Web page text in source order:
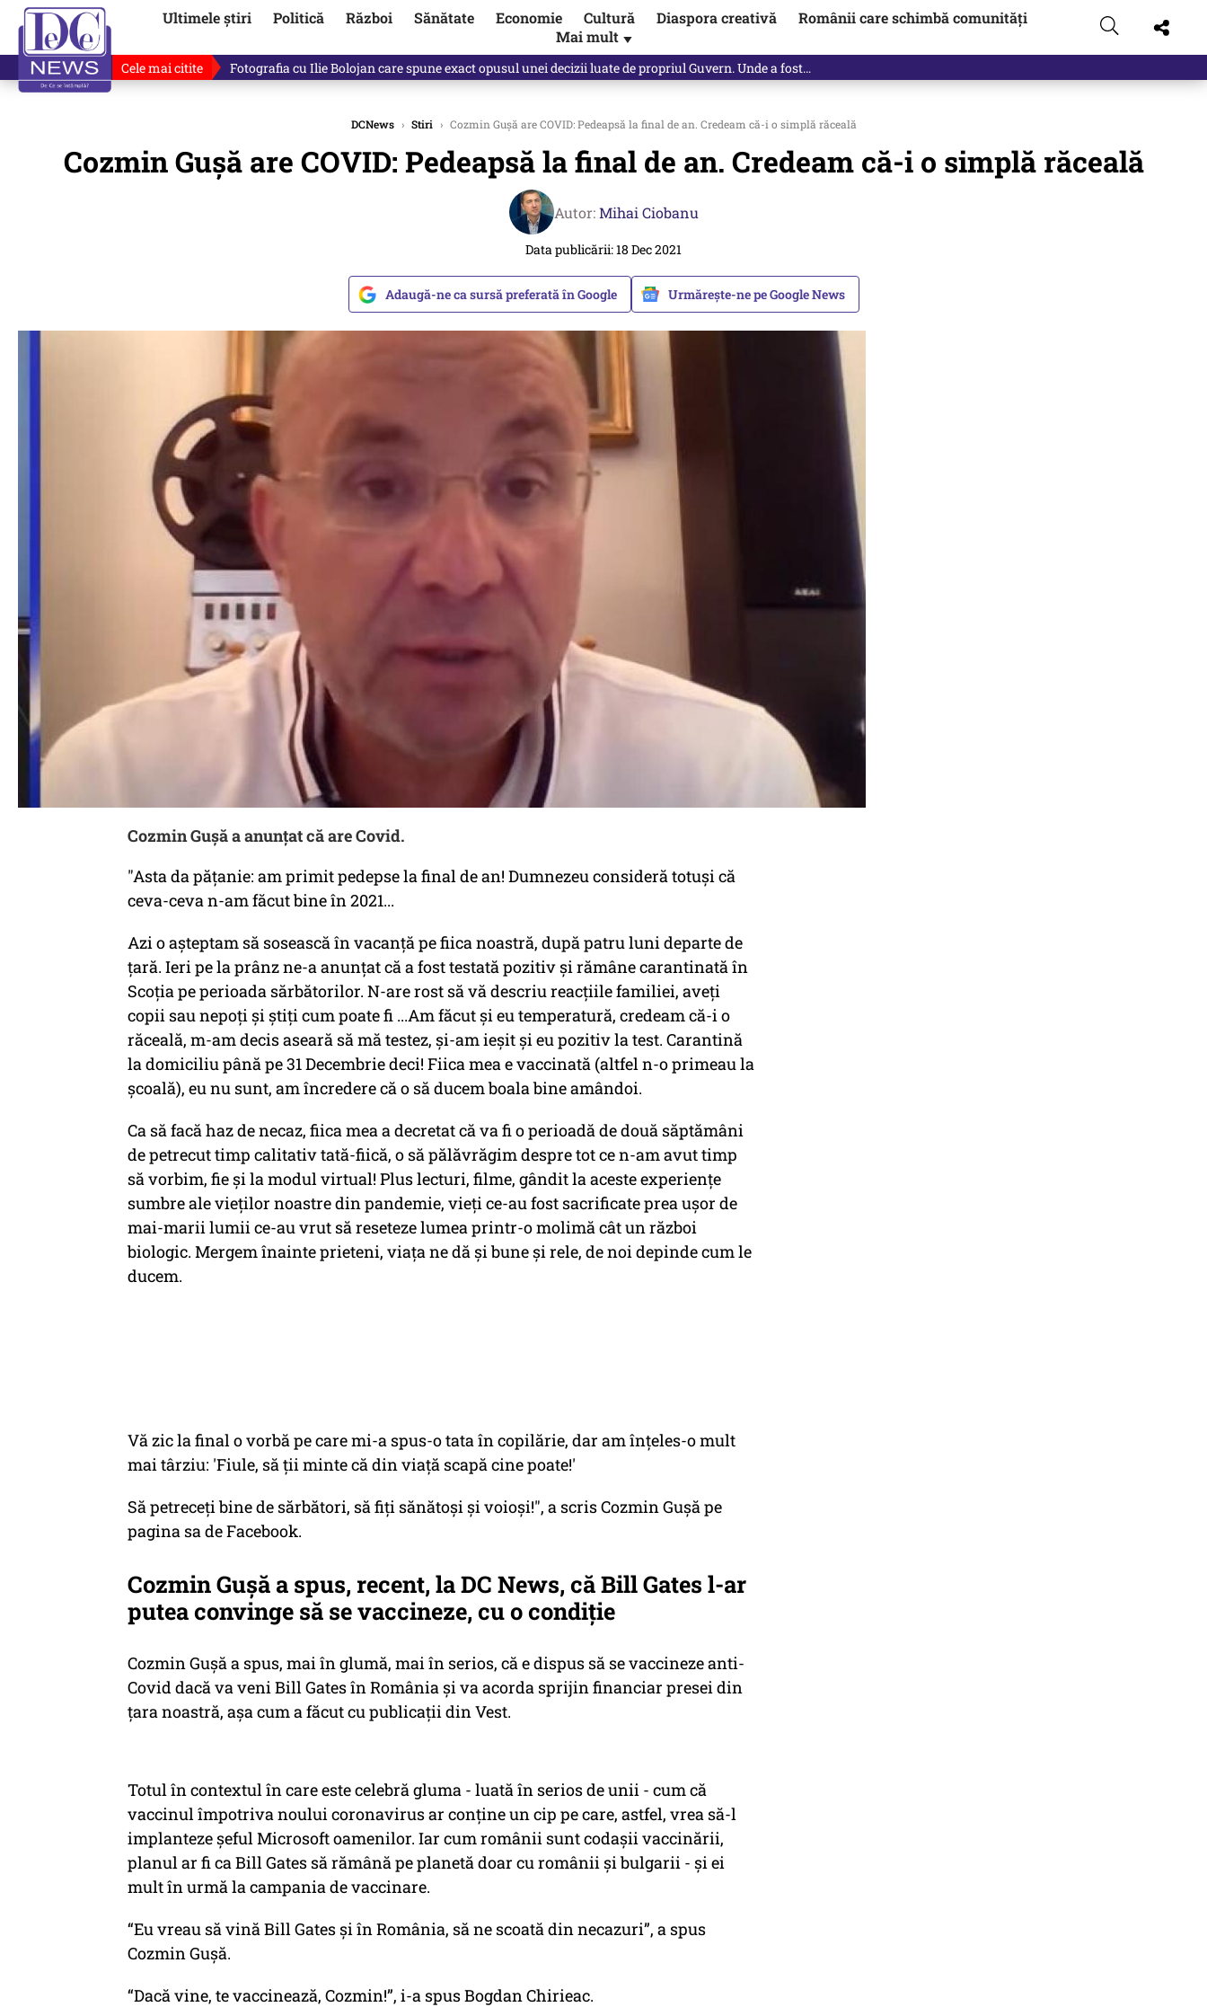
Ultimele știri Politică Război Sănătate Economie Cultură Diaspora creativă
Românii care schimbă comunități
Mai mult ▼
Cele mai citite Lucruri neștiute despre Mihai Vîrdol, dezvăluite de o colegă. Povestea pilotului militar dincolo de…
DCNews › Stiri › Cozmin Guşă are COVID: Pedeapsă la final de an. Credeam că-i o simplă răceală
Cozmin Guşă are COVID: Pedeapsă la final de an. Credeam că-i o simplă răceală
Autor:Mihai Ciobanu
Data publicării: 18 Dec 2021
Adaugă-ne ca sursă preferată în Google Urmărește-ne pe Google News
Cozmin Guşă a anunţat că are Covid.
"Asta da pățanie: am primit pedepse la final de an! Dumnezeu consideră totuși că
ceva-ceva n-am făcut bine în 2021...
Azi o așteptam să sosească în vacanță pe fiica noastră, după patru luni departe de
țară. Ieri pe la prânz ne-a anunțat că a fost testată pozitiv și rămâne carantinată în
Scoția pe perioada sărbătorilor. N-are rost să vă descriu reacțiile familiei, aveți
copii sau nepoți și știți cum poate fi ...Am făcut și eu temperatură, credeam că-i o
răceală, m-am decis aseară să mă testez, și-am ieșit și eu pozitiv la test. Carantină
la domiciliu până pe 31 Decembrie deci! Fiica mea e vaccinată (altfel n-o primeau la
școală), eu nu sunt, am încredere că o să ducem boala bine amândoi.
Ca să facă haz de necaz, fiica mea a decretat că va fi o perioadă de două săptămâni
de petrecut timp calitativ tată-fiică, o să pălăvrăgim despre tot ce n-am avut timp
să vorbim, fie și la modul virtual! Plus lecturi, filme, gândit la aceste experiențe
sumbre ale vieților noastre din pandemie, vieți ce-au fost sacrificate prea ușor de
mai-marii lumii ce-au vrut să reseteze lumea printr-o molimă cât un război
biologic. Mergem înainte prieteni, viața ne dă și bune și rele, de noi depinde cum le
ducem.
Vă zic la final o vorbă pe care mi-a spus-o tata în copilărie, dar am înțeles-o mult
mai târziu: 'Fiule, să ții minte că din viață scapă cine poate!'
Să petreceți bine de sărbători, să fiți sănătoși și voioși!", a scris Cozmin Guşă pe
pagina sa de Facebook.
Cozmin Guşă a spus, recent, la DC News, că Bill Gates l-ar
putea convinge să se vaccineze, cu o condiție
Cozmin Guşă a spus, mai în glumă, mai în serios, că e dispus să se vaccineze anti-
Covid dacă va veni Bill Gates în România şi va acorda sprijin financiar presei din
ţara noastră, aşa cum a făcut cu publicaţii din Vest.
Totul în contextul în care este celebră gluma - luată în serios de unii - cum că
vaccinul împotriva noului coronavirus ar conţine un cip pe care, astfel, vrea să-l
implanteze şeful Microsoft oamenilor. Iar cum românii sunt codaşii vaccinării,
planul ar fi ca Bill Gates să rămână pe planetă doar cu românii şi bulgarii - şi ei
mult în urmă la campania de vaccinare.
“Eu vreau să vină Bill Gates şi în România, să ne scoată din necazuri”, a spus
Cozmin Guşă.
“Dacă vine, te vaccinează, Cozmin!”, i-a spus Bogdan Chirieac.